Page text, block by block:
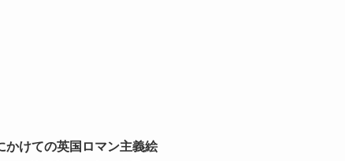
かけての英国ロマン主義絵